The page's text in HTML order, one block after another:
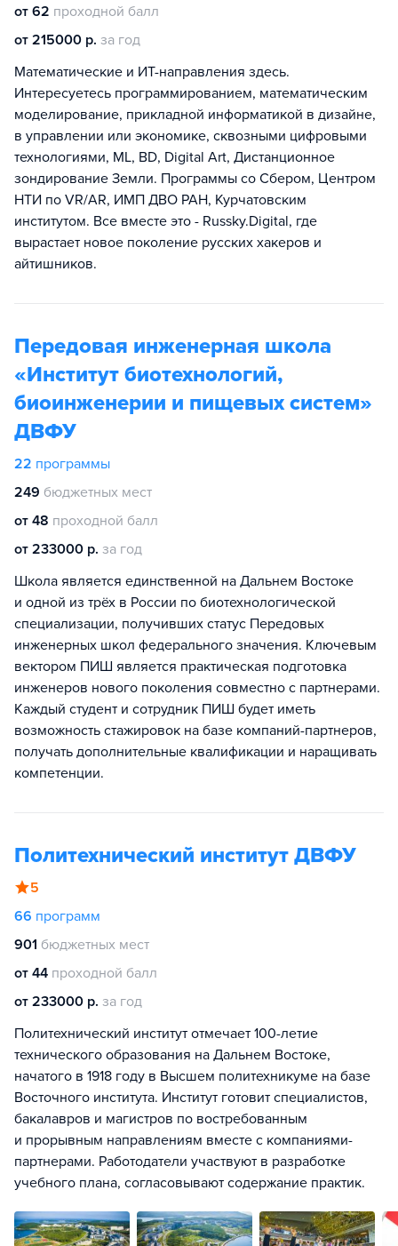
от 62 проходной балл
от 215000 р. за год
Математические и ИТ-направления здесь.
Интересуетесь программированием, математическим
моделирование, прикладной информатикой в дизайне,
в управлении или экономике, сквозными цифровыми
технологиями, ML, BD, Digital Art, Дистанционное
зондирование Земли. Программы со Сбером, Центром
НТИ по VR/AR, ИМП ДВО РАН, Курчатовским
институтом. Все вместе это - Russky.Digital, где
вырастает новое поколение русских хакеров и
айтишников.
Передовая инженерная школа
«Институт биотехнологий,
биоинженерии и пищевых систем»
ДВФУ
22 программы
249 бюджетных мест
от 48 проходной балл
от 233000 р. за год
Школа является единственной на Дальнем Востоке
и одной из трёх в России по биотехнологической
специализации, получивших статус Передовых
инженерных школ федерального значения. Ключевым
вектором ПИШ является практическая подготовка
инженеров нового поколения совместно с партнерами.
Каждый студент и сотрудник ПИШ будет иметь
возможность стажировок на базе компаний-партнеров,
получать дополнительные квалификации и наращивать
компетенции.
Политехнический институт ДВФУ
5
66 программ
901 бюджетных мест
от 44 проходной балл
от 233000 р. за год
Политехнический институт отмечает 100-летие
технического образования на Дальнем Востоке,
начатого в 1918 году в Высшем политехникуме на базе
Восточного института. Институт готовит специалистов,
бакалавров и магистров по востребованным
и прорывным направлениям вместе с компаниями-
партнерами. Работодатели участвуют в разработке
учебного плана, согласовывают содержание практик.